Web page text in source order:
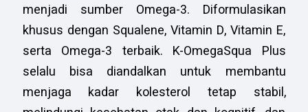
menjadi sumber Omega-3. Diformulasikan
khusus dengan Squalene, Vitamin D, Vitamin E,
serta Omega-3 terbaik. K-OmegaSqua Plus
selalu bisa diandalkan untuk membantu
menjaga kadar kolesterol tetap stabil,